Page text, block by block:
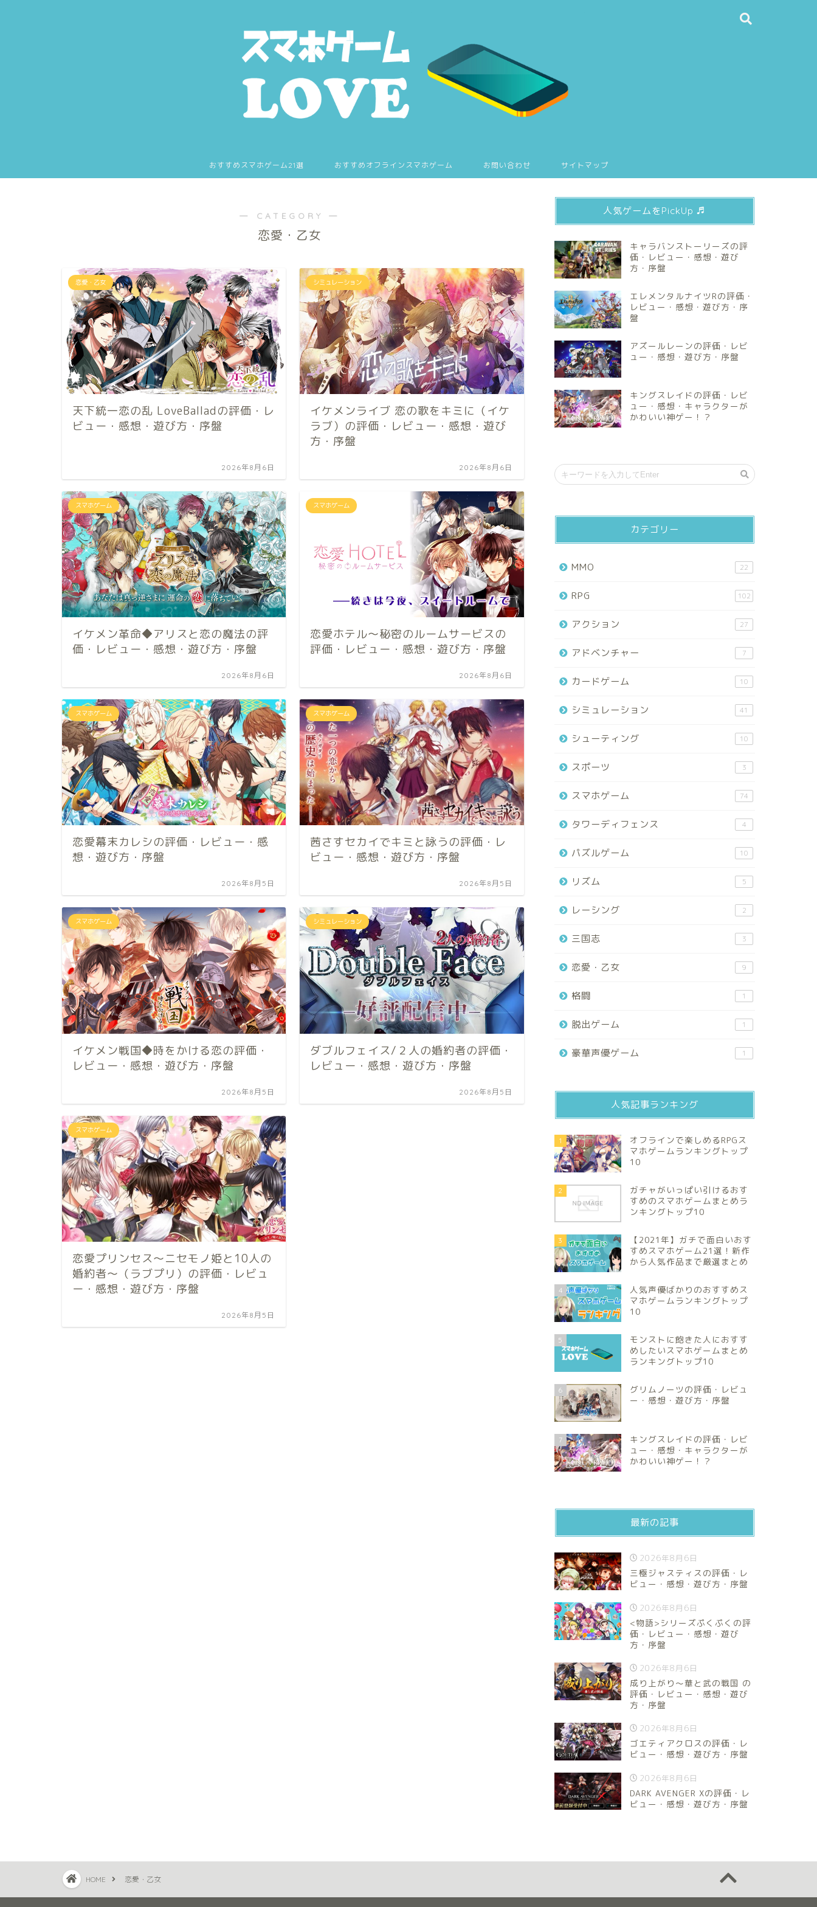
おすすめスマホゲーム21選 おすすめオフラインスマホゲーム お問い合わせ サイトマップ
― CATEGORY ―
恋愛・乙女
恋愛・乙女
天下統一恋の乱 LoveBalladの評価・レ
ビュー・感想・遊び方・序盤
2026年8月6日
シミュレーション
イケメンライブ 恋の歌をキミに（イケ
ラブ）の評価・レビュー・感想・遊び
方・序盤
2026年8月6日
スマホゲーム
イケメン革命◆アリスと恋の魔法の評
価・レビュー・感想・遊び方・序盤
2026年8月6日
スマホゲーム
恋愛ホテル～秘密のルームサービスの
評価・レビュー・感想・遊び方・序盤
2026年8月6日
スマホゲーム
恋愛幕末カレシの評価・レビュー・感
想・遊び方・序盤
2026年8月5日
スマホゲーム
茜さすセカイでキミと詠うの評価・レ
ビュー・感想・遊び方・序盤
2026年8月5日
スマホゲーム
イケメン戦国◆時をかける恋の評価・
レビュー・感想・遊び方・序盤
2026年8月5日
シミュレーション
ダブルフェイス/２人の婚約者の評価・
レビュー・感想・遊び方・序盤
2026年8月5日
スマホゲーム
恋愛プリンセス～ニセモノ姫と10人の
婚約者～（ラブプリ）の評価・レビュ
ー・感想・遊び方・序盤
2026年8月5日
人気ゲームをPickUp ♬
キャラバンストーリーズの評
価・レビュー・感想・遊び
方・序盤
エレメンタルナイツRの評価・
レビュー・感想・遊び方・序
盤
アズールレーンの評価・レビ
ュー・感想・遊び方・序盤
キングスレイドの評価・レビ
ュー・感想・キャラクターが
かわいい神ゲー！？
カテゴリー
MMO 22
RPG 102
アクション 27
アドベンチャー 7
カードゲーム 10
シミュレーション 41
シューティング 10
スポーツ 3
スマホゲーム 74
タワーディフェンス 4
パズルゲーム 10
リズム 5
レーシング 2
三国志 3
恋愛・乙女 9
格闘 1
脱出ゲーム 1
豪華声優ゲーム 1
人気記事ランキング
1
オフラインで楽しめるRPGス
マホゲームランキングトップ
10
2
ガチャがいっぱい引けるおす
すめのスマホゲームまとめラ
ンキングトップ10
3
【2021年】ガチで面白いおす
すめスマホゲーム21選！新作
から人気作品まで厳選まとめ
4
人気声優ばかりのおすすめス
マホゲームランキングトップ
10
5
モンストに飽きた人におすす
めしたいスマホゲームまとめ
ランキングトップ10
6
グリムノーツの評価・レビュ
ー・感想・遊び方・序盤
7
キングスレイドの評価・レビ
ュー・感想・キャラクターが
かわいい神ゲー！？
最新の記事
2026年8月6日
三極ジャスティスの評価・レ
ビュー・感想・遊び方・序盤
2026年8月6日
<物語>シリーズぷくぷくの評
価・レビュー・感想・遊び
方・序盤
2026年8月6日
成り上がり～華と武の戦国 の
評価・レビュー・感想・遊び
方・序盤
2026年8月6日
ゴエティアクロスの評価・レ
ビュー・感想・遊び方・序盤
2026年8月6日
DARK AVENGER Xの評価・レ
ビュー・感想・遊び方・序盤
HOME 恋愛・乙女